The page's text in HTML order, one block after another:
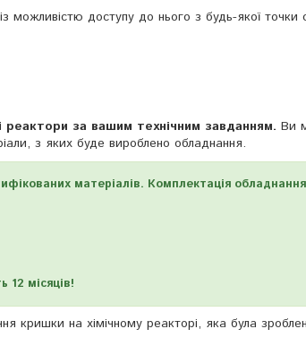
можливістю доступу до нього з будь-якої точки
за вашим технічним завданням. Ви
з яких буде вироблено обладнання.
матеріалів. Комплектація обладнання
12 місяців!
кришки на хімічному реакторі, яка була